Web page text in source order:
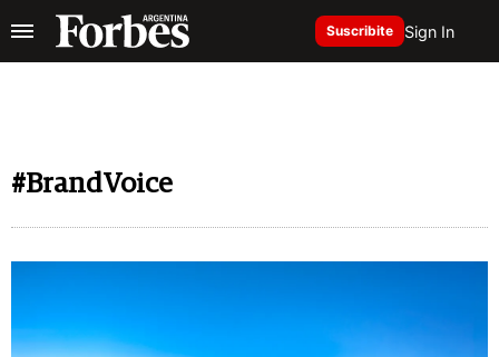
Suscribite Sign In
#BrandVoice